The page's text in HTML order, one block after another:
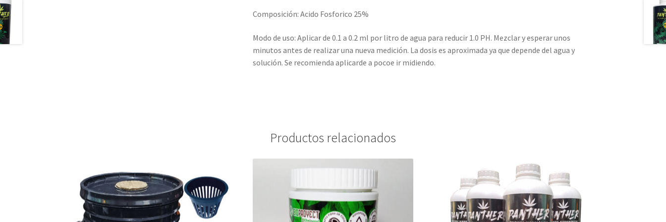
Composición: Acido Fosforico 25%
Modo de uso: Aplicar de 0.1 a 0.2 ml por litro de agua para reducir 1.0 PH. Mezclar y esperar unos
minutos antes de realizar una nueva medición. La dosis es aproximada ya que depende del agua y
solución. Se recomienda aplicarde a pocoe ir midiendo.
Productos relacionados